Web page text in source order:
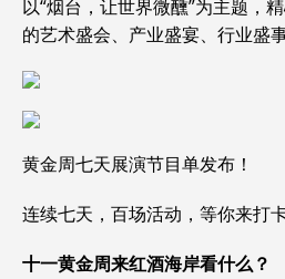
以“烟台，让世界微醺”为主题，
的艺术盛会、产业盛宴、行业盛事
黄金周七天展演节目单发布！
连续七天，百场活动，等你来打
十一黄金周来红酒海岸看什么？